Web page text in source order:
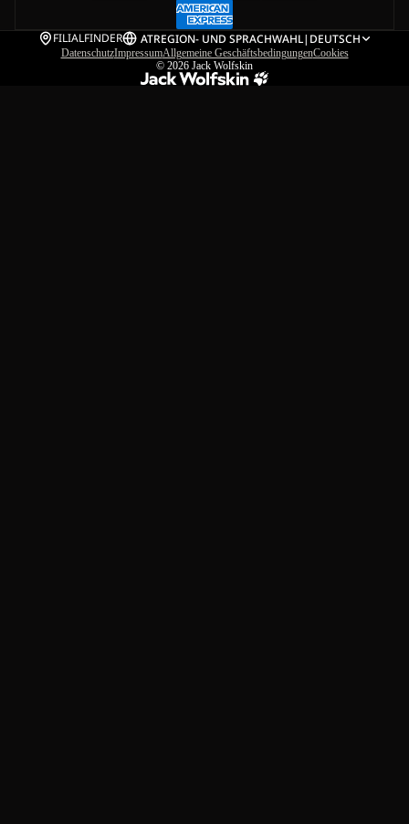
FILIALFINDER ATREGION- UND SPRACHWAHL| DEUTSCH
DatenschutzImpressumAllgemeine GeschäftsbedingungenCookies
© 2026 Jack Wolfskin